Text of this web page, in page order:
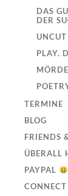
DAS
DER
UNCUT
PLAY.
TERMINE
BLOG
FRIENDS
ÜBERALL
PAYPAL